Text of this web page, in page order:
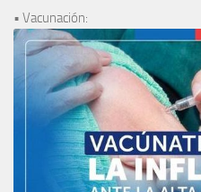
• Vacunación: